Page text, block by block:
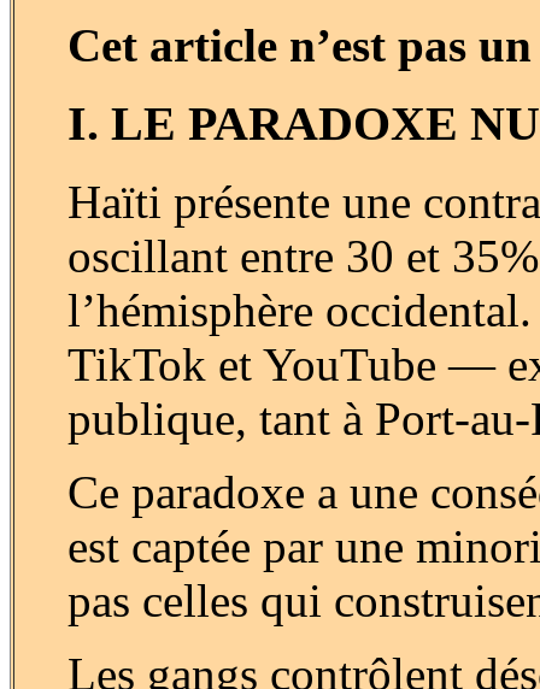
Cet article n’est pas
I. LE PARADOXE
Haïti présente une
oscillant entre 30 et
l’hémisphère
TikTok et YouTube —
publique, tant à Port-
Ce paradoxe a une
est captée par une
pas celles qui
Les gangs contrôlent